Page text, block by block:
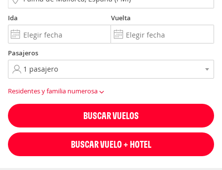
Ida Vuelta
Pasajeros
Residentes y familia numerosa
BUSCAR VUELOS
BUSCAR VUELO + HOTEL